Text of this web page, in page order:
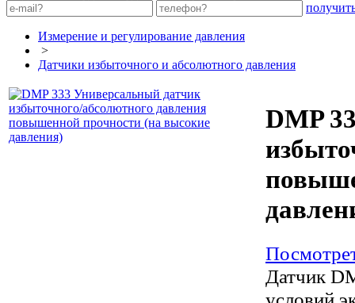
Измерение и регулирование давления
>
Датчики избыточного и абсолютного давления
DMP
Датчик